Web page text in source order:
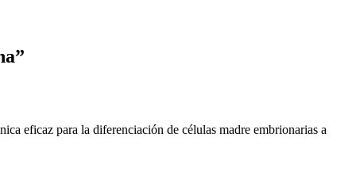
eficaz para la diferenciación de células madre embrionarias a